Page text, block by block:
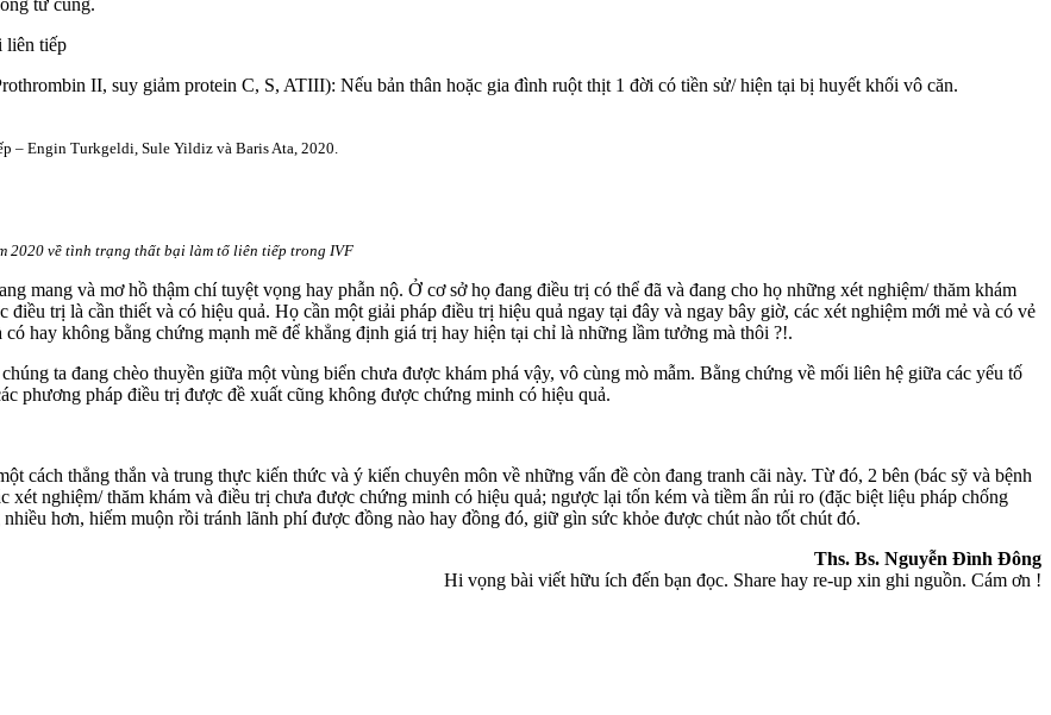
tử cung.
liên tiếp
II, suy giảm protein C, S, ATIII): Nếu bản thân hoặc gia đình ruột thịt 1 đời có tiền sử/ hiện tại bị huyết khối vô căn.
– Engin Turkgeldi, Sule Yildiz và Baris Ata, 2020.
2020 về tình trạng thất bại làm tổ liên tiếp trong IVF
mang và mơ hồ thậm chí tuyệt vọng hay phẫn nộ. Ở cơ sở họ đang điều trị có thể đã và đang cho họ những xét nghiệm/ thăm khám
trị là cần thiết và có hiệu quả. Họ cần một giải pháp điều trị hiệu quả ngay tại đây và ngay bây giờ, các xét nghiệm mới mẻ và có vẻ
hay không bằng chứng mạnh mẽ để khẳng định giá trị hay hiện tại chỉ là những lầm tưởng mà thôi ?!.
ta đang chèo thuyền giữa một vùng biển chưa được khám phá vậy, vô cùng mò mẫm. Bằng chứng về mối liên hệ giữa các yếu tố
phương pháp điều trị được đề xuất cũng không được chứng minh có hiệu quả.
thẳng thắn và trung thực kiến thức và ý kiến chuyên môn về những vấn đề còn đang tranh cãi này. Từ đó, 2 bên (bác sỹ và bệnh
nghiệm/ thăm khám và điều trị chưa được chứng minh có hiệu quả; ngược lại tốn kém và tiềm ẩn rủi ro (đặc biệt liệu pháp chống
hơn, hiếm muộn rồi tránh lãnh phí được đồng nào hay đồng đó, giữ gìn sức khỏe được chút nào tốt chút đó.
Ths. Bs. Nguyễn Đình Đông
Hi vọng bài viết hữu ích đến bạn đọc. Share hay re-up xin ghi nguồn. Cám ơn !